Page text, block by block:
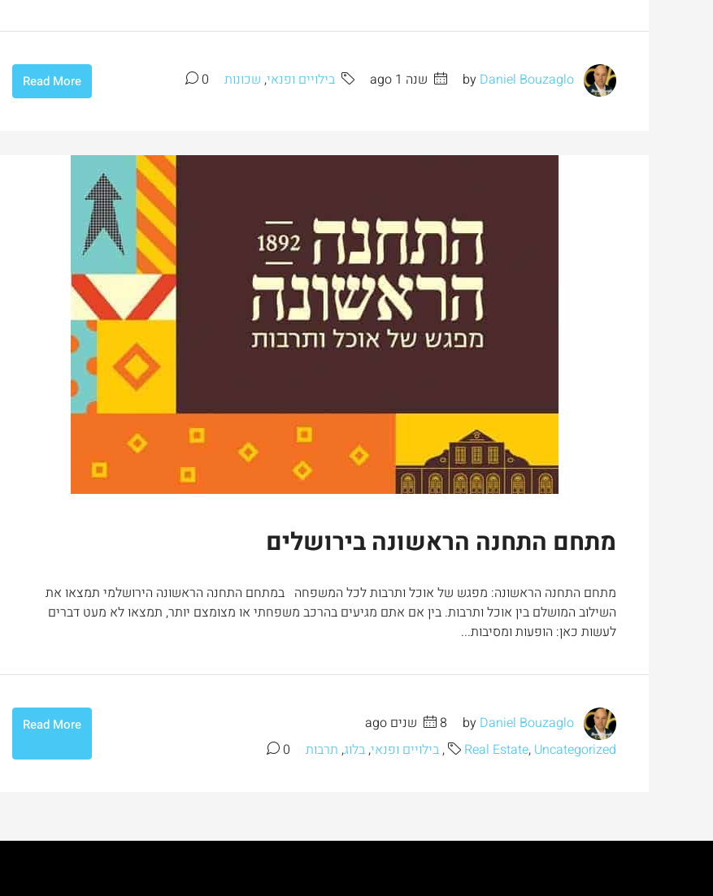
Daniel Bouzaglo שנה 1 ago בילויים ופנאי, שכונות 0
Read More
מתחם התחנה הראשונה בירושלים
מתחם התחנה הראשונה: מפגש של אוכל ותרבות לכל המשפחה במתחם התחנה הראשונה הירושלמי תמצאו את
השילוב המושלם בין אוכל ותרבות. בין אם אתם מגיעים בהרכב משפחתי או מצומצם יותר, תמצאו לא מעט דברים
לעשות כאן: הופעות ומסיבות...
Daniel Bouzaglo
8 שנים ago
Real Estate, Uncategorized
,בילויים ופנאי,בלוג, תרבות 0
Read More